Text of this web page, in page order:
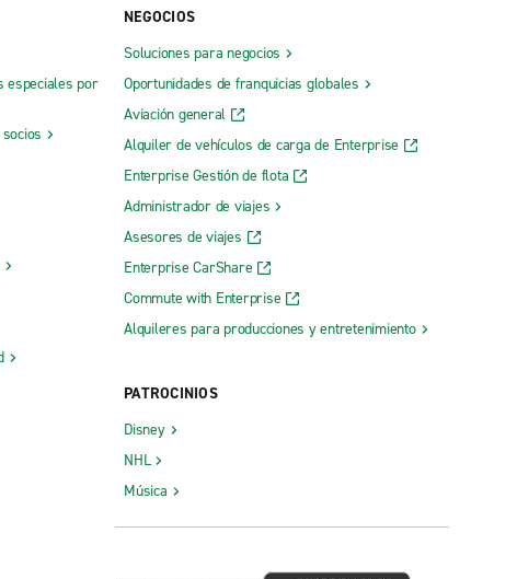
especiales por
NEGOCIOS
Soluciones para negocios
Oportunidades de franquicias globales
Aviación general
Alquiler de vehículos de carga de Enterprise
Enterprise Gestión de flota
Administrador de viajes
Asesores de viajes
Enterprise CarShare
Commute with Enterprise
Alquileres para producciones y entretenimiento
PATROCINIOS
Disney
NHL
Música